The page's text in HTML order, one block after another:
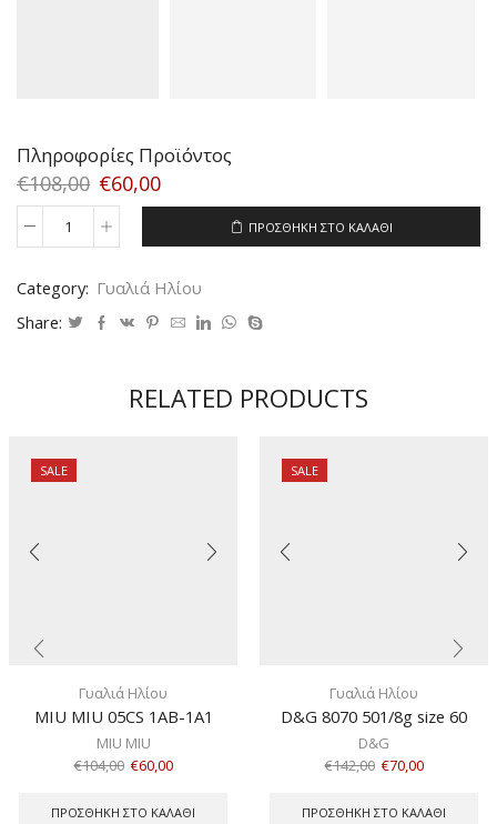
Πληροφορίες Προϊόντος
€108,00 €60,00
VOGUE
SIZE
53
ποσότητα
ΠΡΟΣΘΉΚΗ ΣΤΟ ΚΑΛΆΘΙ
Category: Γυαλιά Ηλίου
Share:
RELATED PRODUCTS
SALE
Γυαλιά Ηλίου
MIU MIU 05CS 1AB-1A1
MIU MIU
€104,00 €60,00
ΠΡΟΣΘΉΚΗ ΣΤΟ ΚΑΛΆΘΙ
SALE
Γυαλιά Ηλίου
D&G 8070 501/8g size 60
D&G
€142,00 €70,00
ΠΡΟΣΘΉΚΗ ΣΤΟ ΚΑΛΆΘΙ